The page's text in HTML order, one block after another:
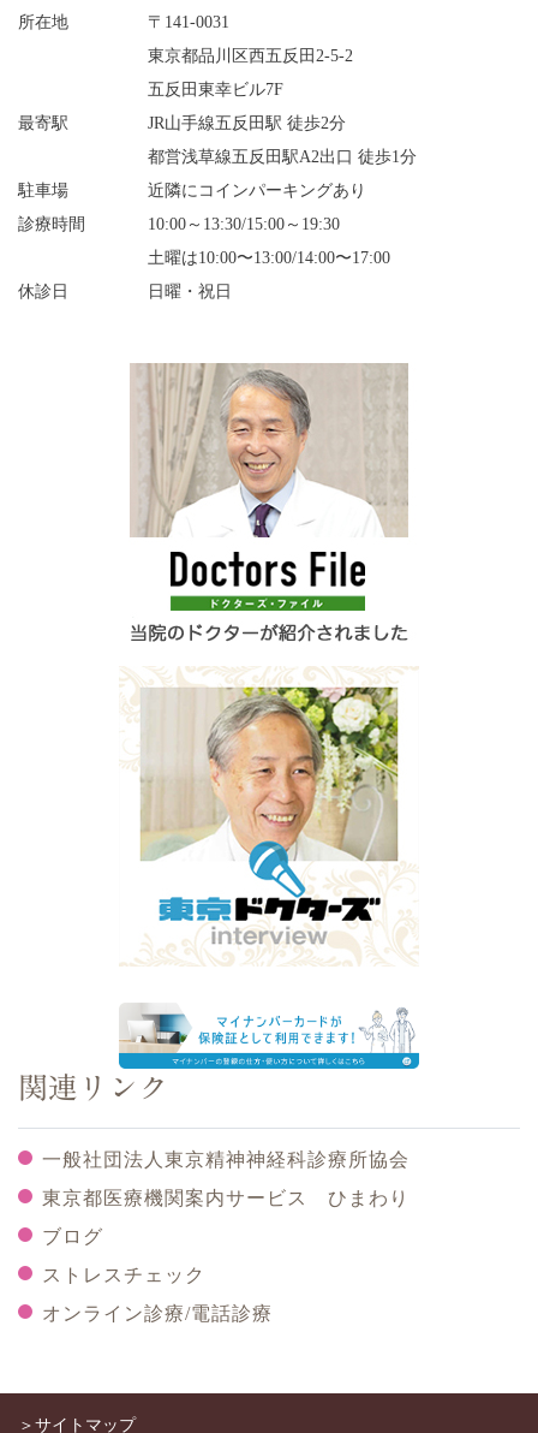
所在地
〒141-0031
東京都品川区西五反田2-5-2
五反田東幸ビル7F
最寄駅
JR山手線五反田駅 徒歩2分
都営浅草線五反田駅A2出口 徒歩1分
駐車場
近隣にコインパーキングあり
診療時間
10:00～13:30/15:00～19:30
土曜は10:00〜13:00/14:00〜17:00
休診日
日曜・祝日
関連リンク
一般社団法人東京精神神経科診療所協会
東京都医療機関案内サービス ひまわり
ブログ
ストレスチェック
オンライン診療/電話診療
＞サイトマップ